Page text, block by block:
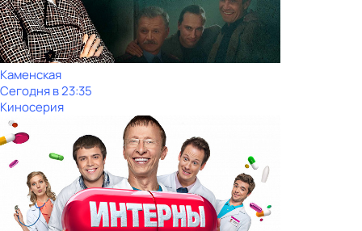
Каменская
Сегодня в 23:35
Киносерия